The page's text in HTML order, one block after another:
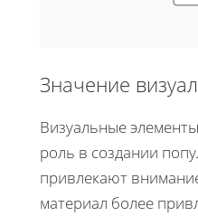
Значение
Визуальные
роль в создании
привлекают
материал более